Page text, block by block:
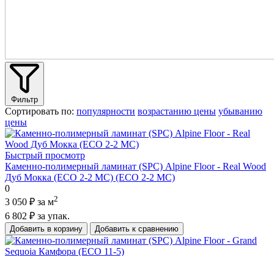
Фильтр
Сортировать по: популярности возрастанию цены убыванию
цены
Быстрый просмотр
Каменно-полимерный ламинат (SPC) Alpine Floor - Real Wood
Дуб Мокка (ECO 2-2 MC) (ECO 2-2 MC)
0
3 050 ₽ за м2
6 802 ₽ за упак.
Добавить в корзину Добавить к сравнению